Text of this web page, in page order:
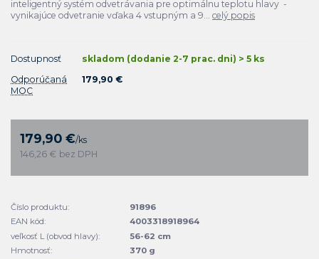
inteligentný systém odvetrávania pre optimálnu teplotu hlavy -
vynikajúce odvetranie vďaka 4 vstupným a 9... celý popis
Dostupnosť
skladom (dodanie 2-7 prac. dni) > 5 ks
Odporúčaná
MOC
179,90 €
179,90 €/ks
146,26 € bez DPH
Číslo produktu:
91896
EAN kód:
4003318918964
veľkosť L (obvod hlavy):
56-62 cm
Hmotnosť:
370 g